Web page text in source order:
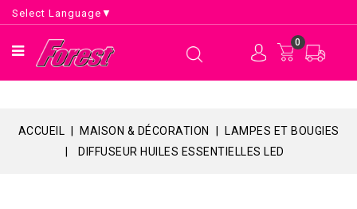
Select Language ▼
0
ACCUEIL MAISON & DÉCORATION
LAMPES ET BOUGIES
DIFFUSEUR HUILES ESSENTIELLES LED